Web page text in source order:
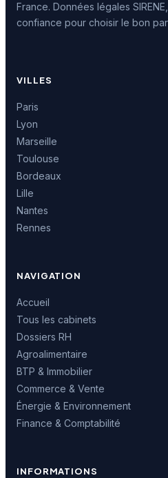
France. Données légales
confiance pour choisir le bon
VILLES
Paris
Lyon
Marseille
Toulouse
Bordeaux
Lille
Nantes
Rennes
NAVIGATION
Accueil
Tous les cabinets
Dossiers RH
Agroalimentaire
BTP & Immobilier
Commerce & Vente
Énergie & Environnement
Finance & Comptabilité
INFORMATIONS